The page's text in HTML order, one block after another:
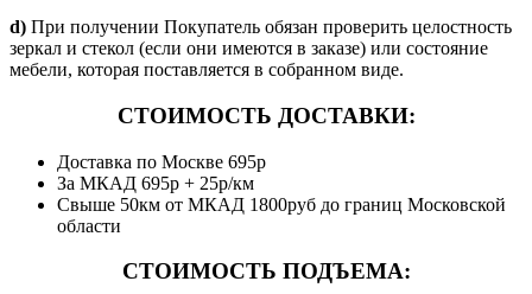
d) При получении Покупатель обязан проверить целостность
зеркал и стекол (если они имеются в заказе) или состояние
мебели, которая поставляется в собранном виде.
СТОИМОСТЬ ДОСТАВКИ:
Доставка по Москве 695р
За МКАД 695р + 25р/км
Свыше 50км от МКАД 1800руб до границ Московской
области
СТОИМОСТЬ ПОДЪЕМА: